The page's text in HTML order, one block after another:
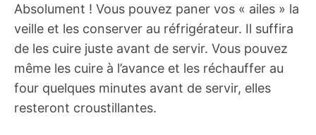
Absolument ! Vous pouvez paner vos « ailes » la
veille et les conserver au réfrigérateur. Il suffira
de les cuire juste avant de servir. Vous pouvez
même les cuire à l’avance et les réchauffer au
four quelques minutes avant de servir, elles
resteront croustillantes.